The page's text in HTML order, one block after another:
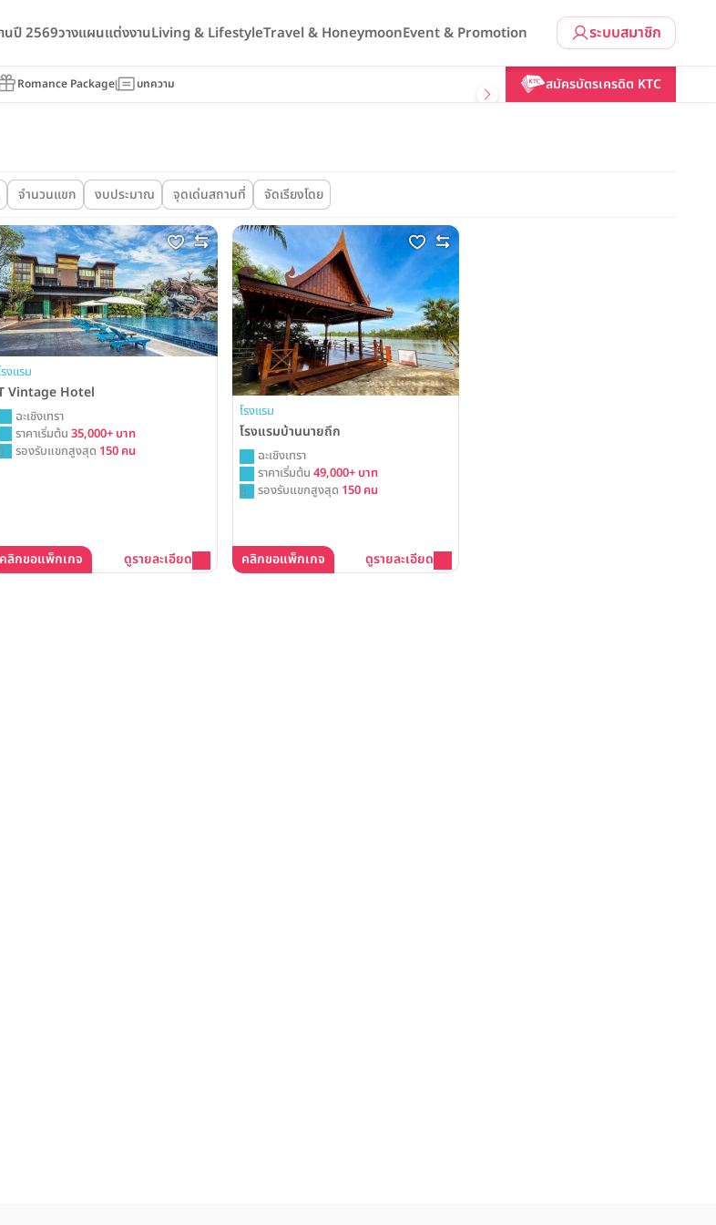
ระบบสมาชิก
นปี 2569วางแผนแต่งงานLiving & LifestyleTravel & HoneymoonEvent & Promotion
Romance Package บทความ สมัครบัตรเครดิต KTC
จำนวนแขก งบประมาณ จุดเด่นสถานที่ จัดเรียงโดย
รงแรม
Vintage Hotel
ฉะเชิงเทรา
ราคาเริ่มต้น35,000+ บาท
รองรับแขกสูงสุด 150 คน
คลิกขอแพ็กเกจ ดูรายละเอียด
โรงแรม
โรงแรมบ้านนายถึก
ฉะเชิงเทรา
ราคาเริ่มต้น 49,000+ บาท
รองรับแขกสูงสุด 150 คน
คลิกขอแพ็กเกจ ดูรายละเอียด